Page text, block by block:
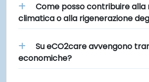
Come posso contribuire alla
climatica o alla rigenerazione
Su eCO2care avvengono
economiche?